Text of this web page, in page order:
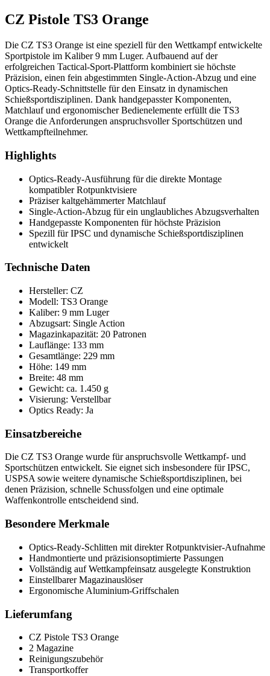
CZ Pistole TS3 Orange
Die CZ TS3 Orange ist eine speziell für den Wettkampf entwickelte
Sportpistole im Kaliber 9 mm Luger. Aufbauend auf der
erfolgreichen Tactical-Sport-Plattform kombiniert sie höchste
Präzision, einen fein abgestimmten Single-Action-Abzug und eine
Optics-Ready-Schnittstelle für den Einsatz in dynamischen
Schießsportdisziplinen. Dank handgepasster Komponenten,
Matchlauf und ergonomischer Bedienelemente erfüllt die TS3
Orange die Anforderungen anspruchsvoller Sportschützen und
Wettkampfteilnehmer.
Highlights
Optics-Ready-Ausführung für die direkte Montage
kompatibler Rotpunktvisiere
Präziser kaltgehämmerter Matchlauf
Single-Action-Abzug für ein unglaubliches Abzugsverhalten
Handgepasste Komponenten für höchste Präzision
Spezill für IPSC und dynamische Schießsportdisziplinen
entwickelt
Technische Daten
Hersteller: CZ
Modell: TS3 Orange
Kaliber: 9 mm Luger
Abzugsart: Single Action
Magazinkapazität: 20 Patronen
Lauflänge: 133 mm
Gesamtlänge: 229 mm
Höhe: 149 mm
Breite: 48 mm
Gewicht: ca. 1.450 g
Visierung: Verstellbar
Optics Ready: Ja
Einsatzbereiche
Die CZ TS3 Orange wurde für anspruchsvolle Wettkampf- und
Sportschützen entwickelt. Sie eignet sich insbesondere für IPSC,
USPSA sowie weitere dynamische Schießsportdisziplinen, bei
denen Präzision, schnelle Schussfolgen und eine optimale
Waffenkontrolle entscheidend sind.
Besondere Merkmale
Optics-Ready-Schlitten mit direkter Rotpunktvisier-Aufnahme
Handmontierte und präzisionsoptimierte Passungen
Vollständig auf Wettkampfeinsatz ausgelegte Konstruktion
Einstellbarer Magazinauslöser
Ergonomische Aluminium-Griffschalen
Lieferumfang
CZ Pistole TS3 Orange
2 Magazine
Reinigungszubehör
Transportkoffer